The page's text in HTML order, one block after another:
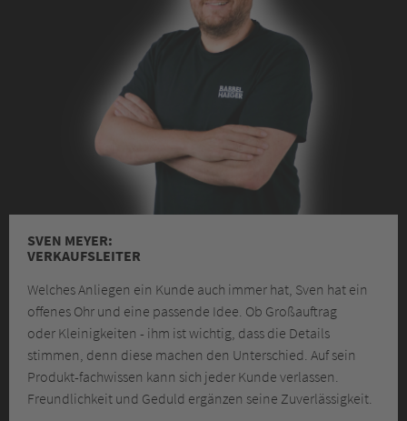
SVEN MEYER:
VERKAUFSLEITER
Welches Anliegen ein Kunde auch immer hat, Sven hat ein
offenes Ohr und eine passende Idee. Ob Großauftrag
oder Kleinigkeiten - ihm ist wichtig, dass die Details
stimmen, denn diese machen den Unterschied. Auf sein
Produkt-fachwissen kann sich jeder Kunde verlassen.
Freundlichkeit und Geduld ergänzen seine Zuverlässigkeit.